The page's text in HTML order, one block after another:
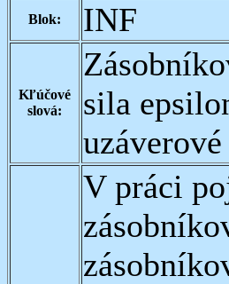
Blok: INF
Kľúčové
slová:
sila
V práci